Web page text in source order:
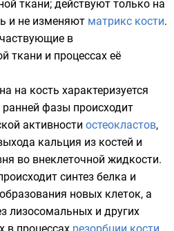
ткани; действуют только на
и не изменяют матрикс кости.
в
ткани и процессах её
на кость характеризуется
фазы происходит
активности остеокластов,
кальция из костей и
во внеклеточной жидкости.
синтез белка и
новых клеток, а
лизосомальных и других